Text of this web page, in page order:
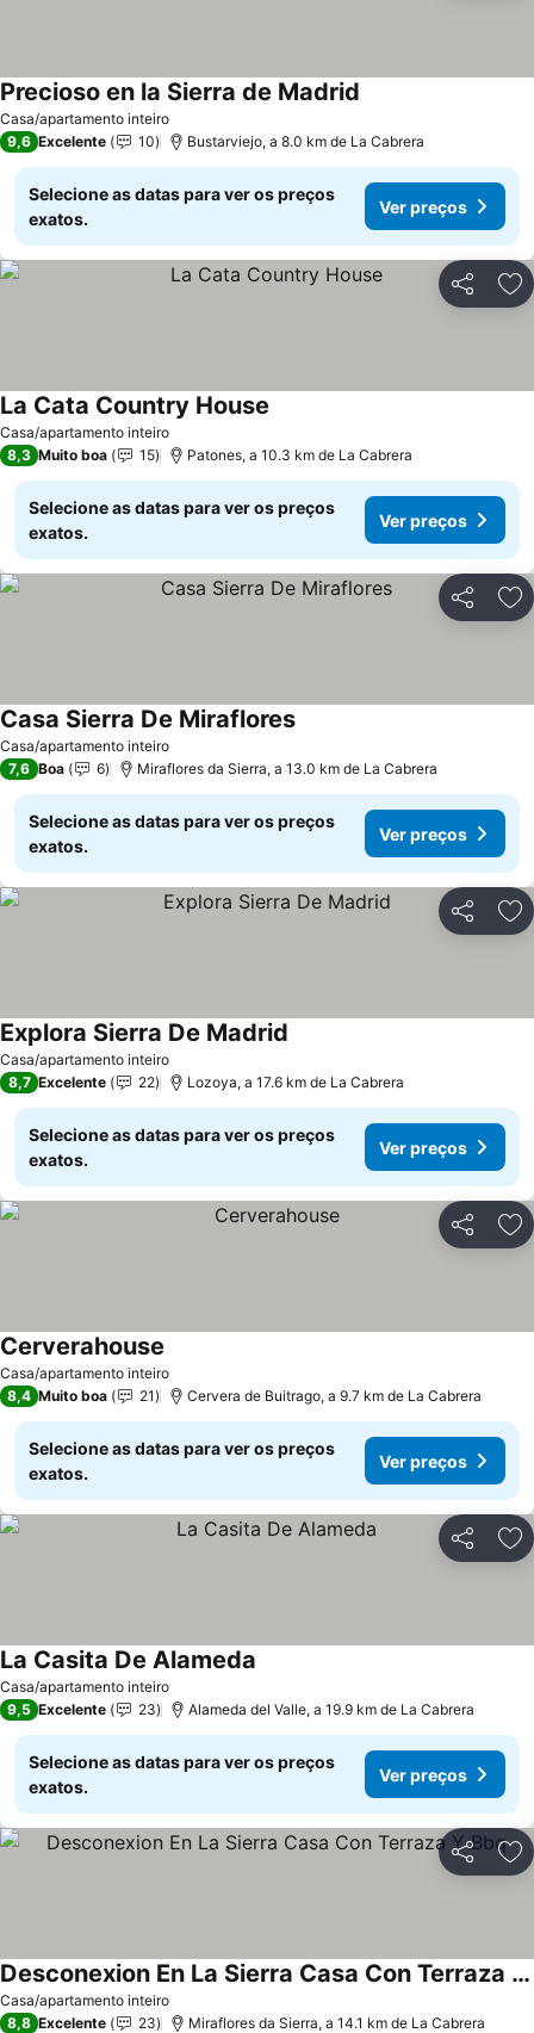
Casa/apartamento inteiro
Precioso en la Sierra de Madrid
9,6 Excelente 10 Bustarviejo, a 8.0 km de La Cabrera
Selecione as datas para ver os preços
exatos.
Ver preços
Partilhar
Casa/apartamento inteiro
La Cata Country House
8,3 Muito boa 15 Patones, a 10.3 km de La Cabrera
Selecione as datas para ver os preços
exatos.
Ver preços
Partilhar
Casa/apartamento inteiro
Casa Sierra De Miraflores
7,6 Boa 6 Miraflores da Sierra, a 13.0 km de La Cabrera
Selecione as datas para ver os preços
exatos.
Ver preços
Partilhar
Casa/apartamento inteiro
Explora Sierra De Madrid
8,7 Excelente 22 Lozoya, a 17.6 km de La Cabrera
Selecione as datas para ver os preços
exatos.
Ver preços
Partilhar
Casa/apartamento inteiro
Cerverahouse
8,4 Muito boa 21 Cervera de Buitrago, a 9.7 km de La Cabrera
Selecione as datas para ver os preços
exatos.
Ver preços
Partilhar
Casa/apartamento inteiro
La Casita De Alameda
9,5 Excelente 23 Alameda del Valle, a 19.9 km de La Cabrera
Selecione as datas para ver os preços
exatos.
Ver preços
Partilhar
Casa/apartamento inteiro
Desconexion En La Sierra Casa Con Terraza Y Bbq
8,8 Excelente 23 Miraflores da Sierra, a 14.1 km de La Cabrera